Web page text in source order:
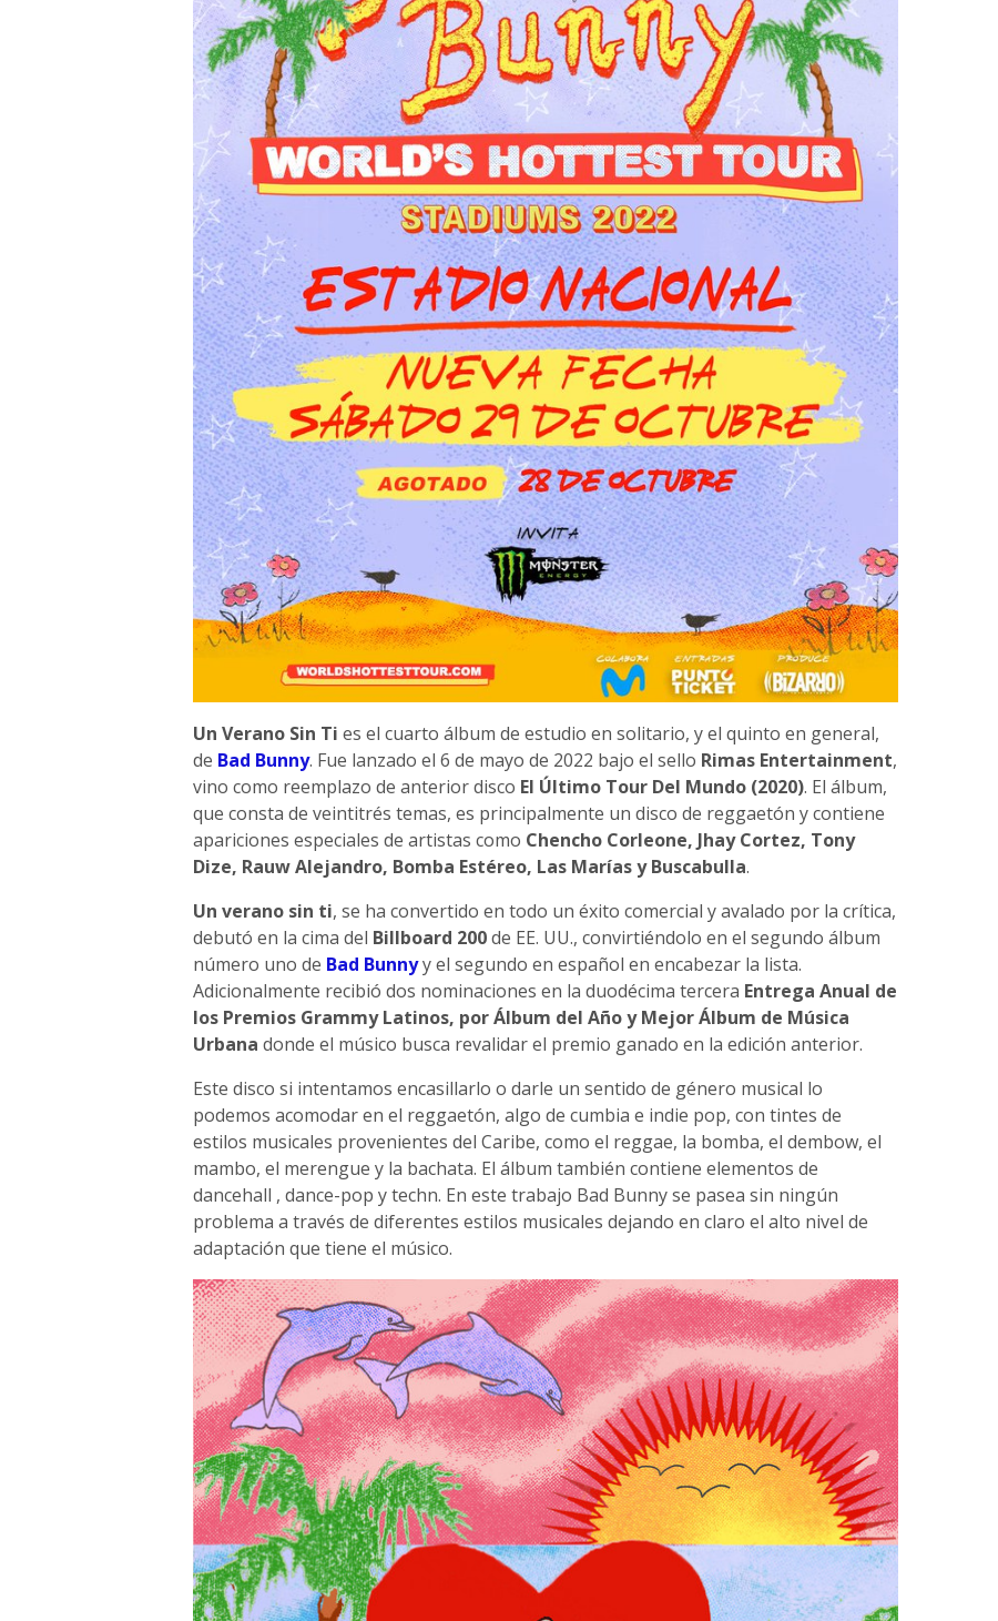
Un Verano Sin Ti es el cuarto álbum de estudio en solitario, y el quinto en general,
de Bad Bunny. Fue lanzado el 6 de mayo de 2022 bajo el sello Rimas Entertainment,
vino como reemplazo de anterior disco El Último Tour Del Mundo (2020). El álbum,
que consta de veintitrés temas, es principalmente un disco de reggaetón y contiene
apariciones especiales de artistas como Chencho Corleone, Jhay Cortez, Tony
Dize, Rauw Alejandro, Bomba Estéreo, Las Marías y Buscabulla.
Un verano sin ti, se ha convertido en todo un éxito comercial y avalado por la crítica,
debutó en la cima del Billboard 200de EE. UU., convirtiéndolo en el segundo álbum
número uno de Bad Bunnyy el segundo en español en encabezar la lista.
Adicionalmente recibió dos nominaciones en la duodécima tercera Entrega Anual de
los Premios Grammy Latinos, por Álbum del Año y Mejor Álbum de Música
Urbana donde el músico busca revalidar el premio ganado en la edición anterior.
Este disco si intentamos encasillarlo o darle un sentido de género musical lo
podemos acomodar en el reggaetón, algo de cumbia e indie pop, con tintes de
estilos musicales provenientes del Caribe, como el reggae, la bomba, el dembow, el
mambo, el merengue y la bachata. El álbum también contiene elementos de
dancehall , dance-pop y techn. En este trabajo Bad Bunny se pasea sin ningún
problema a través de diferentes estilos musicales dejando en claro el alto nivel de
adaptación que tiene el músico.